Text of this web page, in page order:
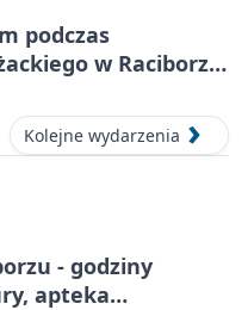
podczas
w Raciborzu
Kolejne wydarzenia
- godziny
apteka